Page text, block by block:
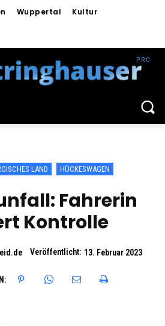
Wuppertal Kultur
LAND HÜCKESWAGEN
Fahrerin
Kontrolle
Veröffentlicht: 13. Februar 2023